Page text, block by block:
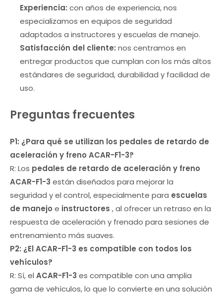
Experiencia: con años de experiencia, nos
especializamos en equipos de seguridad
adaptados a instructores y escuelas de manejo.
Satisfacción del cliente: nos centramos en
entregar productos que cumplan con los más altos
estándares de seguridad, durabilidad y facilidad de
uso.
Preguntas frecuentes
P1: ¿Para qué se utilizan los pedales de retardo de
aceleración y freno ACAR-F1-3?
R: Los pedales de retardo de aceleración y freno
ACAR-F1-3 están diseñados para mejorar la
seguridad y el control, especialmente para escuelas
de manejo e instructores , al ofrecer un retraso en la
respuesta de aceleración y frenado para sesiones de
entrenamiento más suaves.
P2: ¿ElACAR-F1-3 es compatible con todos los
vehículos?
R: Sí, el ACAR-F1-3 es compatible con una amplia
gama de vehículos, lo que lo convierte en una solución